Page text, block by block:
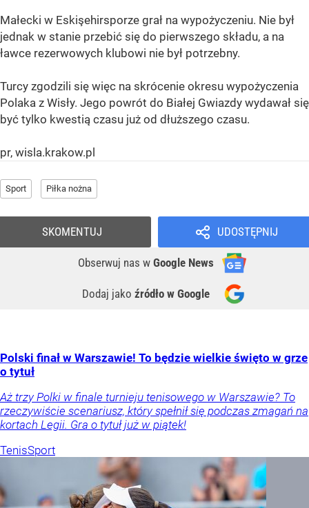
Małecki w Eskişehirsporze grał na wypożyczeniu. Nie był
jednak w stanie przebić się do pierwszego składu, a na
ławce rezerwowych klubowi nie był potrzebny.
Turcy zgodzili się więc na skrócenie okresu wypożyczenia
Polaka z Wisły. Jego powrót do Białej Gwiazdy wydawał się
być tylko kwestią czasu już od dłuższego czasu.
pr, wisla.krakow.pl
Sport Piłka nożna
UDOSTĘPNIJ
Obserwuj nas w Google News
Dodaj jako źródło w Google
SKOMENTUJ
Polski finał w Warszawie! To będzie wielkie święto w grze
o tytuł
Aż trzy Polki w finale turnieju tenisowego w Warszawie? To
rzeczywiście scenariusz, który spełnił się podczas zmagań na
kortach Legii. Gra o tytuł już w piątek!
TenisSport